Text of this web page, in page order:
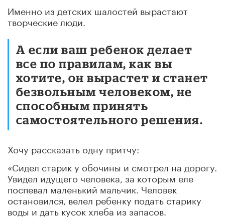
Именно из детских шалостей вырастают
творческие люди.
А если ваш ребенок делает
все по правилам, как вы
хотите, он вырастет и станет
безвольным человеком, не
способным принять
самостоятельного решения.
Хочу рассказать одну притчу:
«Сидел старик у обочины и смотрел на дорогу.
Увидел идущего человека, за которым еле
поспевал маленький мальчик. Человек
остановился, велел ребенку подать старику
воды и дать кусок хлеба из запасов.